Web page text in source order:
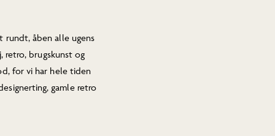
rundt, åben alle ugens
retro, brugskunst og
for vi har hele tiden
gamle retro